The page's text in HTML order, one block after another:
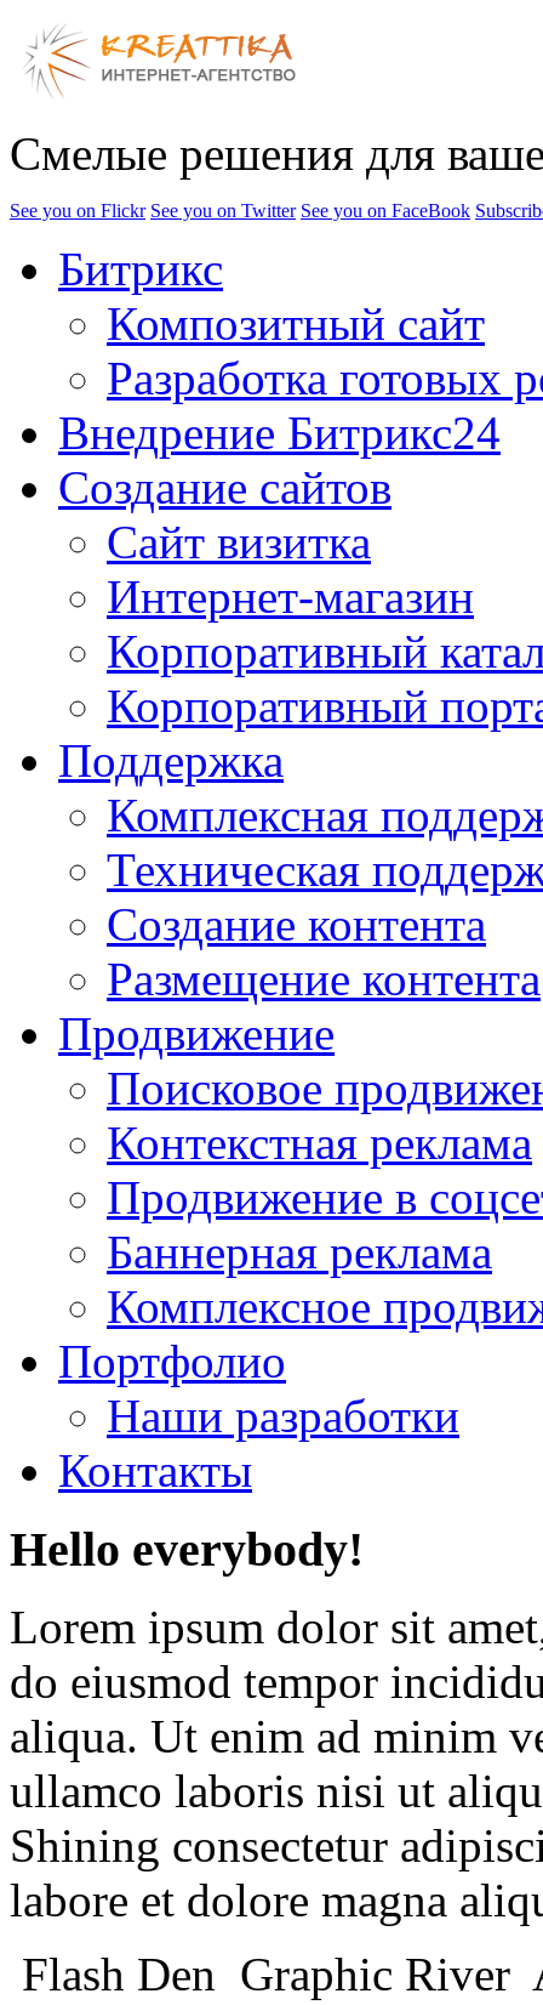
Смелые решения для
See you on Flickr See you on Twitter See you on FaceBook
Битрикс
Композитный сайт
Разработка готовых
Внедрение Битрикс24
Создание сайтов
Сайт визитка
Интернет-магазин
Корпоративный
Корпоративный
Поддержка
Комплексная
Техническая
Создание контента
Размещение контента
Продвижение
Поисковое
Контекстная реклама
Продвижение в
Баннерная реклама
Комплексное
Портфолио
Наши разработки
Контакты
Hello everybody!
Lorem ipsum dolor sit
do eiusmod tempor
aliqua. Ut enim ad minim
ullamco laboris nisi ut
Shining consectetur
labore et dolore magna
Flash Den Graphic River